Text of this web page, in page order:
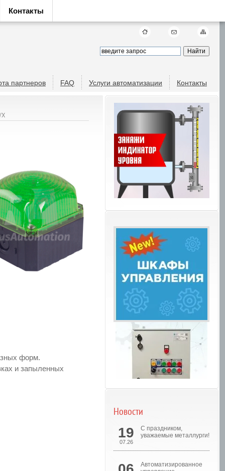
Контакты
партнеров FAQ Услуги автоматизации Контакты
форм.
и запыленных
Новости
19
07.26
С праздником,
уважаемые металлурги!
Автоматизированное